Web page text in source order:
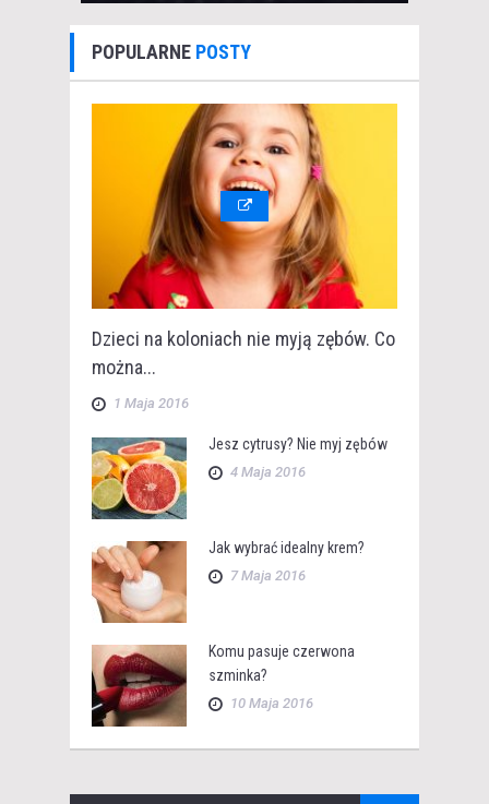
POPULARNE POSTY
Dzieci na koloniach nie myją zębów. Co
można...
1 Maja 2016
Jesz cytrusy? Nie myj zębów
4 Maja 2016
Jak wybrać idealny krem?
7 Maja 2016
Komu pasuje czerwona
szminka?
10 Maja 2016